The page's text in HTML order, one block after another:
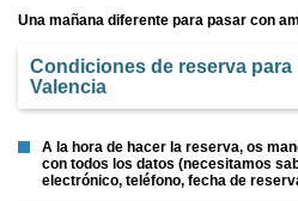
Una mañana diferente para pasar con
Condiciones de reserva para
Valencia
A la hora de hacer la reserva, os
con todos los datos (necesitamos
electrónico, teléfono, fecha de